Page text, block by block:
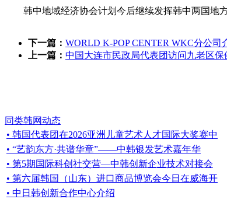
韩中地域经济协会计划今后继续发挥韩中两国地方
下一篇： WORLD K-POP CENTER WKC分公司
上一篇： 中国大连市民政局代表团访问九老区
同类韩网动态
• 韩国代表团在2026亚洲儿童艺术人才国际大奖赛中
• “艺韵东方·共谱华章”——中韩银发艺术嘉年华
• 第5期国际科创社交营—中韩创新企业技术对接会
• 第六届韩国（山东）进口商品博览会今日在威海开
• 中日韩创新合作中心介绍